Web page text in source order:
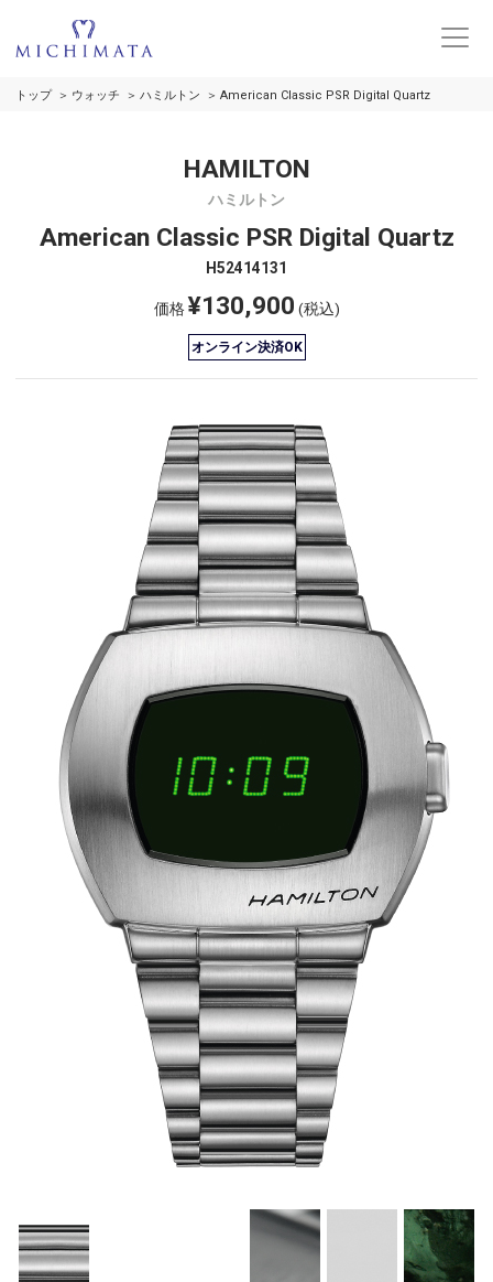
トップ ウォッチ ハミルトン American Classic PSR Digital Quartz
HAMILTON
ハミルトン
American Classic PSR Digital Quartz
H52414131
価格¥130,900 (税込)
オンライン決済OK